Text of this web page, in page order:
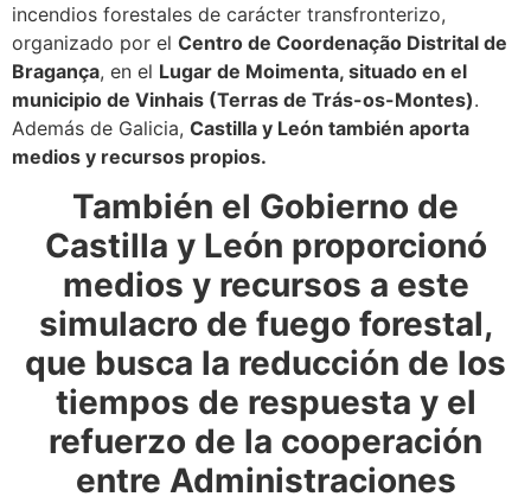
incendios forestales de carácter transfronterizo,
organizado por el Centro de Coordenação Distrital de
Bragança, en el Lugar de Moimenta, situado en el
municipio de Vinhais (Terras de Trás-os-Montes).
Además de Galicia, Castilla y León también aporta
medios y recursos propios.
También el Gobierno de
Castilla y León proporcionó
medios y recursos a este
simulacro de fuego forestal,
que busca la reducción de los
tiempos de respuesta y el
refuerzo de la cooperación
entre Administraciones